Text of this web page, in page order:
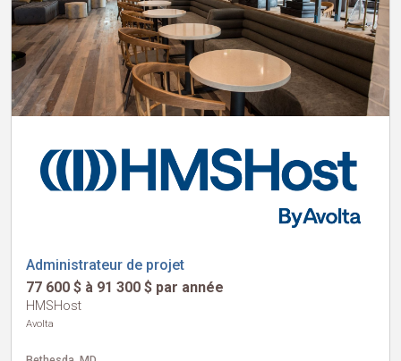
Administrateur de projet
77 600 $ à 91 300 $ par année
HMSHost
Avolta